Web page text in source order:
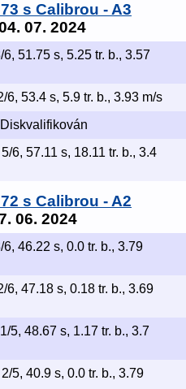
s Calibrou - A3
07. 2024
6, 51.75 s, 5.25 tr. b., 3.57
6, 53.4 s, 5.9 tr. b., 3.93 m/s
5/6, 57.11 s, 18.11 tr. b., 3.4
s Calibrou - A2
06. 2024
6, 46.22 s, 0.0 tr. b., 3.79
6, 47.18 s, 0.18 tr. b., 3.69
5, 48.67 s, 1.17 tr. b., 3.7
2/5, 40.9 s, 0.0 tr. b., 3.79